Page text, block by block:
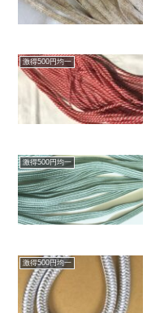
激得500円均一
激得500円均一
激得500円均一